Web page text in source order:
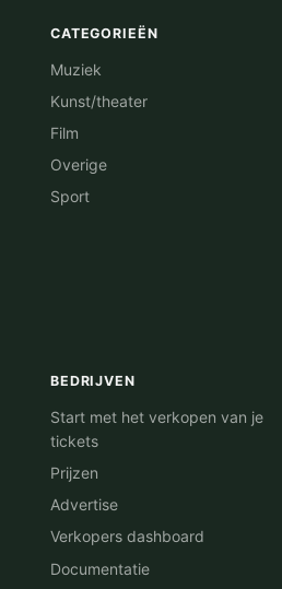
CATEGORIEËN
Muziek
Kunst/theater
Film
Overige
Sport
BEDRIJVEN
Start met het verkopen van je
tickets
Prijzen
Advertise
Verkopers dashboard
Documentatie